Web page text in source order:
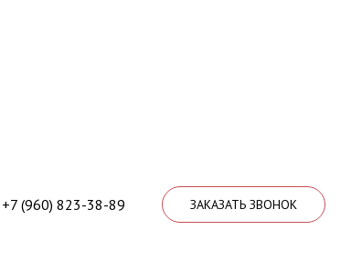
+7 (960) 823-38-89 ЗАКАЗАТЬ ЗВОНОК